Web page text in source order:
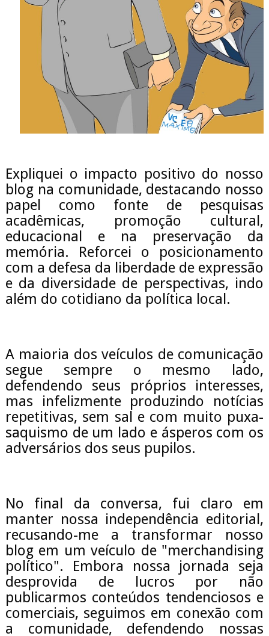
Expliquei o impacto positivo do nosso
blog na comunidade, destacando nosso
papel como fonte de pesquisas
acadêmicas, promoção cultural,
educacional e na preservação da
memória. Reforcei o posicionamento
com a defesa da liberdade de expressão
e da diversidade de perspectivas, indo
além do cotidiano da política local.
A maioria dos veículos de comunicação
segue sempre o mesmo lado,
defendendo seus próprios interesses,
mas infelizmente produzindo notícias
repetitivas, sem sal e com muito puxa-
saquismo de um lado e ásperos com os
adversários dos seus pupilos.
No final da conversa, fui claro em
manter nossa independência editorial,
recusando-me a transformar nosso
blog em um veículo de "merchandising
político". Embora nossa jornada seja
desprovida de lucros por não
publicarmos conteúdos tendenciosos e
comerciais, seguimos em conexão com
a comunidade, defendendo nossas